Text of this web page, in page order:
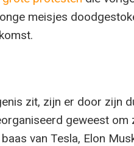
meisjes
zit, zijn er door zijn
geweest om
van Tesla, Elon